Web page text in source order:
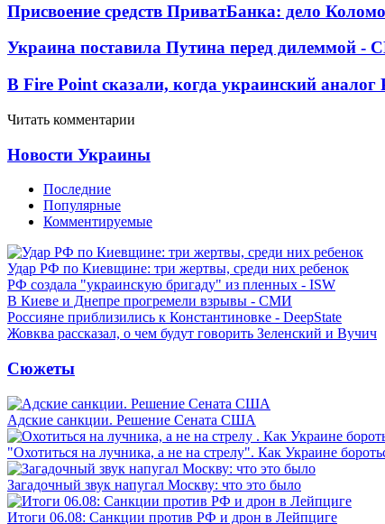
Присвоение средств ПриватБанка: дело
Украина поставила Путина перед дилеммой -
В Fire Point сказали, когда украинский аналог
Читать комментарии
Новости Украины
Последние
Популярные
Комментируемые
Удар РФ по Киевщине: три жертвы, среди них ребенок
РФ создала "украинскую бригаду" из пленных - ISW
В Киеве и Днепре прогремели взрывы - СМИ
Россияне приблизились к Константиновке - DeepState
Жовква рассказал, о чем будут говорить Зеленский и Вучич
Сюжеты
Адские санкции. Решение Сената США
"Охотиться на лучника, а не на стрелу". Как Украине
Загадочный звук напугал Москву: что это было
Итоги 06.08: Санкции против РФ и дрон в Лейпциге